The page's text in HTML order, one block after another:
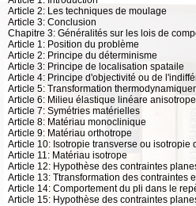
Article 2: Les techniques de moulage
Article 3: Conclusion
Chapitre 3: Généralités sur les lois de
Article 1: Position du problème
Article 2: Principe du déterminisme
Article 3: Principe de localisation spataile
Article 4: Principe d'objectivité ou de
Article 5: Transformation
Article 6: Milieu élastique linéare anisotrope
Article 7: Symétries matérielles
Article 8: Matériau monoclinique
Article 9: Matériau orthotrope
Article 10: Isotropie transverse ou isotropie
Article 11: Matériau isotrope
Article 12: Hypothèse des contraintes
Article 13: Ttransformation des contraintes
Article 14: Comportement du pli dans le
Article 15: Hypothèse des contraintes